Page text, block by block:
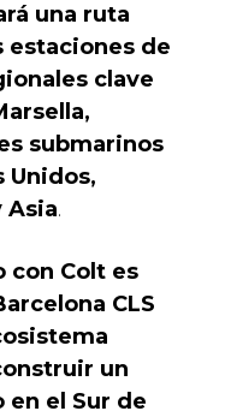
una ruta
estaciones de
clave
submarinos
Unidos,
Asia.
con Colt es
CLS
un
el Sur de